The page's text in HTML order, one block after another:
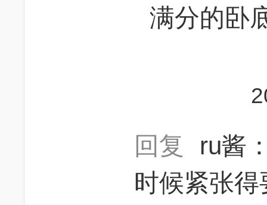
满分的卧
回复
ru酱
时候紧张